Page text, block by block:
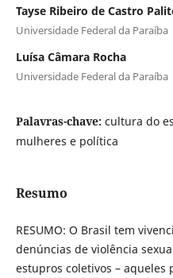
Tayse Ribeiro de Castro
Universidade Federal da Paraíba
Luísa Câmara Rocha
Universidade Federal da Paraíba
Palavras-chave: cultura do
mulheres e política
Resumo
RESUMO: O Brasil tem
denúncias de violência
estupros coletivos –